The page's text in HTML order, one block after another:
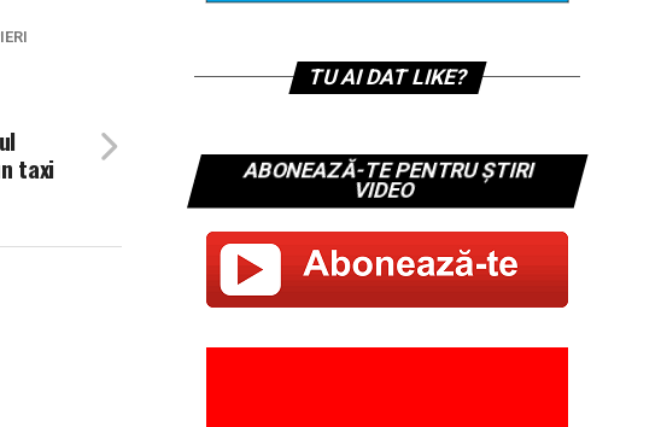
taxi
TU AI DAT LIKE?
ABONEAZĂ-TE PENTRU ȘTIRI
VIDEO